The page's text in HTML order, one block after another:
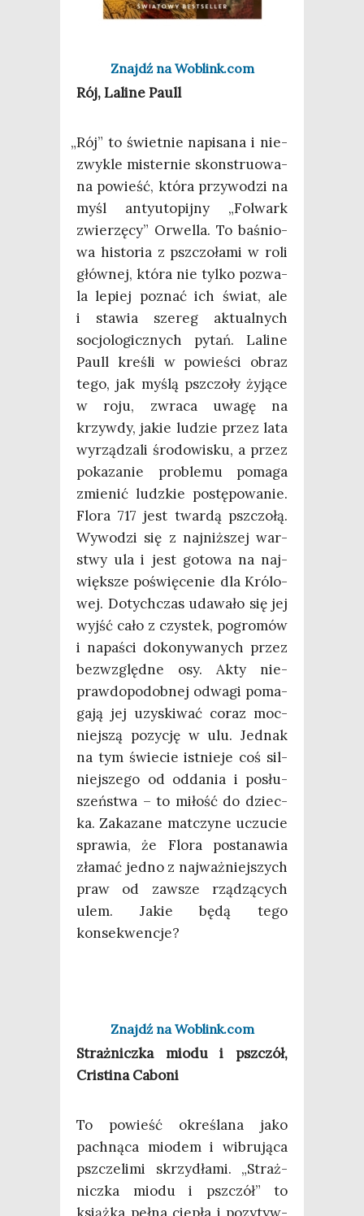
Znajdź na Woblink.com
Rój, Lali­ne Paull
„Rój” to świet­nie napi­sa­na i nie­
zwy­kle mister­nie skon­stru­owa­
na powieść, któ­ra przy­wo­dzi na
myśl anty­uto­pij­ny „Fol­wark
zwie­rzę­cy” Orwel­la. To baśnio­
wa histo­ria z psz­czo­ła­mi w roli
głów­nej, któ­ra nie tyl­ko pozwa­
la lepiej poznać ich świat, ale
i sta­wia sze­reg aktu­al­nych
socjo­lo­gicz­nych pytań. Lali­ne
Paull kre­śli w powie­ści obraz
tego, jak myślą psz­czo­ły żyją­ce
w roju, zwra­ca uwa­gę na
krzyw­dy, jakie ludzie przez lata
wyrzą­dza­li śro­do­wi­sku, a przez
poka­za­nie pro­ble­mu poma­ga
zmie­nić ludz­kie postę­po­wa­nie.
Flo­ra 717 jest twar­dą psz­czo­łą.
Wywo­dzi się z naj­niż­szej war­
stwy ula i jest goto­wa na naj­
więk­sze poświę­ce­nie dla Kró­lo­
wej. Dotych­czas uda­wa­ło się jej
wyjść cało z czy­stek, pogro­mów
i napa­ści doko­ny­wa­nych przez
bez­względ­ne osy. Akty nie­
praw­do­po­dob­nej odwa­gi poma­
ga­ją jej uzy­ski­wać coraz moc­
niej­szą pozy­cję w ulu. Jed­nak
na tym świe­cie ist­nie­je coś sil­
niej­sze­go od odda­nia i posłu­
szeń­stwa – to miłość do dziec­
ka. Zaka­za­ne mat­czy­ne uczu­cie
spra­wia, że Flo­ra posta­na­wia
zła­mać jed­no z naj­waż­niej­szych
praw od zawsze rzą­dzą­cych
ulem. Jakie będą tego
konsekwencje?
Znajdź na Woblink.com
Straż­nicz­ka mio­du i psz­czół,
Cri­sti­na Caboni
To powieść okre­śla­na jako
pach­ną­ca mio­dem i wibru­ją­ca
psz­cze­li­mi skrzy­dła­mi. „Straż­
nicz­ka mio­du i psz­czół” to